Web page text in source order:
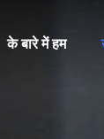
के बारे में हम